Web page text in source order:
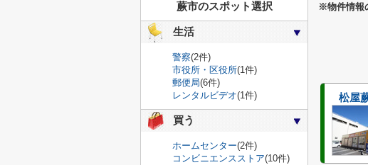
※物件情報
松屋
蕨市のスポット選択
生活
警察(2件)
市役所・区役所(1件)
郵便局(6件)
レンタルビデオ(1件)
買う
ホームセンター(2件)
コンビニエンスストア(10件)